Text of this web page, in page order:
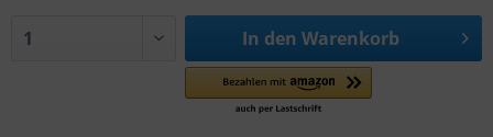
In den Warenkorb